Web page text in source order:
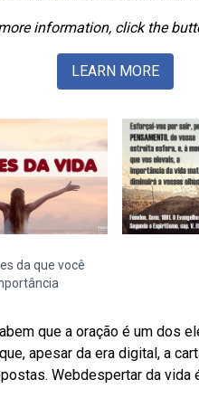
information, click the
LEARN MORE
da que você
que a oração é um dos
apesar da era digital, a
Webdespertar da